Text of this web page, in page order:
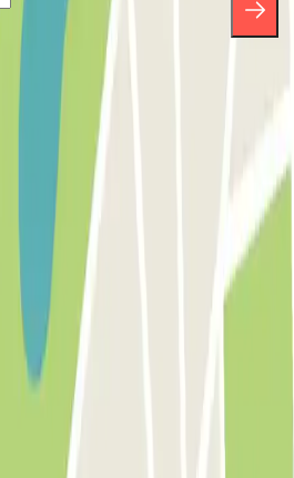
Informativa sulla Privacy per ricevere
Parclick. Senza alcun impegno,
direttamente dalla stessa newsletter.